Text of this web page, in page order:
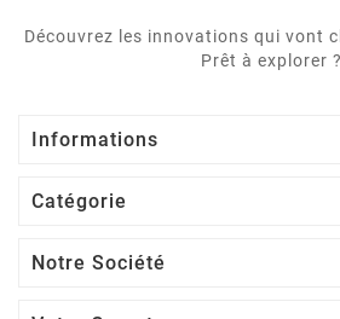
Découvrez les innovations qui vont
Prêt à explorer ?
Informations
Catégorie
Notre Société